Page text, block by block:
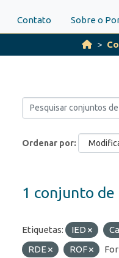
Contato Sobre o
Ordenar por
1 conjunto
Etiquetas: IED
RDE
ROF